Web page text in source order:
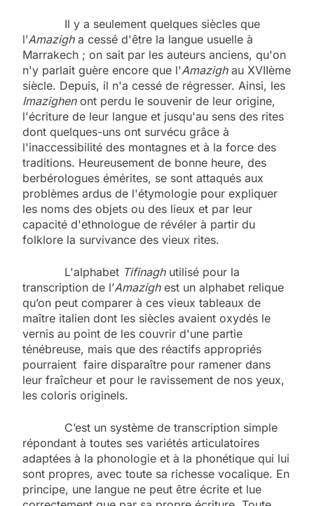
Il y a seulement quelques siècles que
l’Amazigha cessé d'être la langue usuelle à
Marrakech ; on sait par les auteurs anciens, qu'on
n'y parlait guère encore que l'Amazighau XVIIème
siècle. Depuis, il n'a cessé de régresser. Ainsi, les
Imazighenont perdu le souvenir de leur origine,
l'écriture de leur langue et jusqu'au sens des rites
dont quelques-uns ont survécu grâce à
l'inaccessibilité des montagnes et à la force des
traditions. Heureusement de bonne heure, des
berbérologues émérites, se sont attaqués aux
problèmes ardus de l'étymologie pour expliquer
les noms des objets ou des lieux et par leur
capacité d'ethnologue de révéler à partir du
folklore la survivance des vieux rites.
L'alphabet Tifinaghutilisé pour la
transcription de l’Amazighest un alphabet relique
qu’on peut comparer à ces vieux tableaux de
maître italien dont les siècles avaient oxydés le
vernis au point de les couvrir d'une partie
ténébreuse, mais que des réactifs appropriés
pourraient faire disparaître pour ramener dans
leur fraîcheur et pour le ravissement de nos yeux,
les coloris originels.
C’est un système de transcription simple
répondant à toutes ses variétés articulatoires
adaptées à la phonologie et à la phonétique qui lui
sont propres, avec toute sa richesse vocalique. En
principe, une langue ne peut être écrite et lue